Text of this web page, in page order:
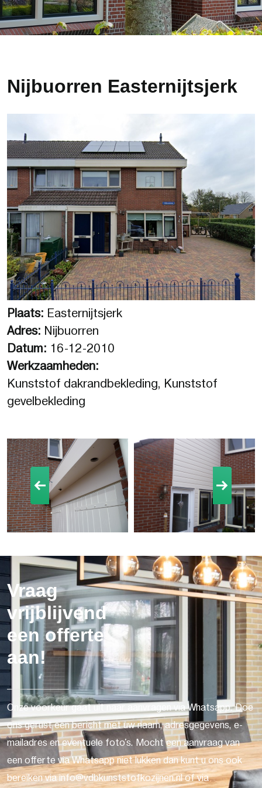
Nijbuorren Easternijtsjerk
Plaats: Easternijtsjerk
Adres: Nijbuorren
Datum: 16-12-2010
Werkzaamheden:
Kunststof dakrandbekleding, Kunststof
gevelbekleding
Vraag
vrijblijvend
een offerte
aan!
Onze voorkeur gaat uit naar aanvragen via Whatsapp. Doe
ons gerust een bericht met uw naam, adresgegevens, e-
mailadres en eventuele foto's. Mocht een aanvraag van
een offerte via Whatsapp niet lukken dan kunt u ons ook
bereiken via info@vdbkunststofkozijnen.nl of via